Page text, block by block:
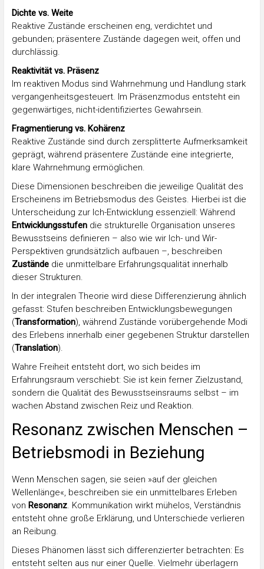
Dichte vs. Weite
Reaktive Zustände erscheinen eng, verdichtet und
gebunden; präsentere Zustände dagegen weit, offen und
durchlässig.
Reaktivität vs. Präsenz
Im reaktiven Modus sind Wahrnehmung und Handlung stark
vergangenheitsgesteuert. Im Präsenzmodus entsteht ein
gegenwärtiges, nicht-identifiziertes Gewahrsein.
Fragmentierung vs. Kohärenz
Reaktive Zustände sind durch zersplitterte Aufmerksamkeit
geprägt, während präsentere Zustände eine integrierte,
klare Wahrnehmung ermöglichen.
Diese Dimensionen beschreiben die jeweilige Qualität des
Erscheinens im Betriebsmodus des Geistes. Hierbei ist die
Unterscheidung zur Ich-Entwicklung essenziell: Während
Entwicklungsstufendie strukturelle Organisation unseres
Bewusstseins definieren – also wie wir Ich- und Wir-
Perspektiven grundsätzlich aufbauen –, beschreiben
Zuständedie unmittelbare Erfahrungsqualität innerhalb
dieser Strukturen.
In der integralen Theorie wird diese Differenzierung ähnlich
gefasst: Stufen beschreiben Entwicklungsbewegungen
(Transformation), während Zustände vorübergehende Modi
des Erlebens innerhalb einer gegebenen Struktur darstellen
(Translation).
Wahre Freiheit entsteht dort, wo sich beides im
Erfahrungsraum verschiebt: Sie ist kein ferner Zielzustand,
sondern die Qualität des Bewusstseinsraums selbst – im
wachen Abstand zwischen Reiz und Reaktion.
Resonanz zwischen Menschen –
Betriebsmodi in Beziehung
Wenn Menschen sagen, sie seien »auf der gleichen
Wellenlänge«, beschreiben sie ein unmittelbares Erleben
von Resonanz. Kommunikation wirkt mühelos, Verständnis
entsteht ohne große Erklärung, und Unterschiede verlieren
an Reibung.
Dieses Phänomen lässt sich differenzierter betrachten: Es
entsteht selten aus nur einer Quelle. Vielmehr überlagern